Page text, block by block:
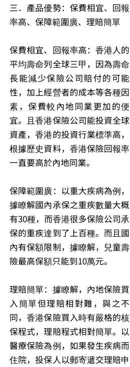
三．產品優勢：保費相宜、回報
率高、保障範圍廣、理賠簡單
保費相宜、回報率高：香港人的
平均壽命列全球三甲，因為壽命
長能減少保險公司賠付的可能
性，加上經營者的成本等各種因
素，保費較內地同業更加的便
宜。且香港保險公司能投資全球
資產，香港的投資行業標準高，
根據歷史資料，香港保險回報率
一直要高於內地同業。
保障範圍廣：以重大疾病為例，
據瞭解國內承保之重疾數量大概
有30種，而香港很多保險公司承
保的重疾達到了上百種。而且國
內有保額限制，據瞭解，兒童壽
險最高保額只能到10萬元。
理賠簡單：據瞭解，內地保險買
入簡單但理賠相對難，與之不
同，香港保險買入時有嚴格的核
保程式，理賠程式相對簡單。以
醫療保險為例，如果發生疾病而
住院，投保人以郵寄遞交理賠申